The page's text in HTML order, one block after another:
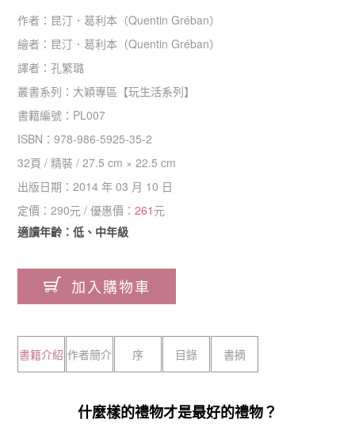
作者： 昆汀．葛利本（Quentin Gréban）
繪者： 昆汀．葛利本（Quentin Gréban）
譯者：孔繁璐
叢書系列： 大穎專區 【玩生活系列】
書籍編號： PL007
ISBN：978-986-5925-35-2
32頁 /精裝 /27.5 cm × 22.5 cm
出版日期：2014 年 03 月 10 日
定價：290元 / 優惠價：261 元
適讀年齡：低、中年級
加入購物車
書籍介紹 作者簡介 序 目錄 書摘
什麼樣的禮物才是最好的禮物？